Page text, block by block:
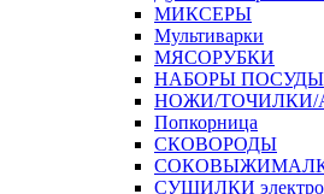
МИКСЕРЫ
Мультиварки
МЯСОРУБКИ
НАБОРЫ ПОСУДЫ
НОЖИ/ТОЧИЛКИ/
Попкорница
СКОВОРОДЫ
СУШИЛКИ электро